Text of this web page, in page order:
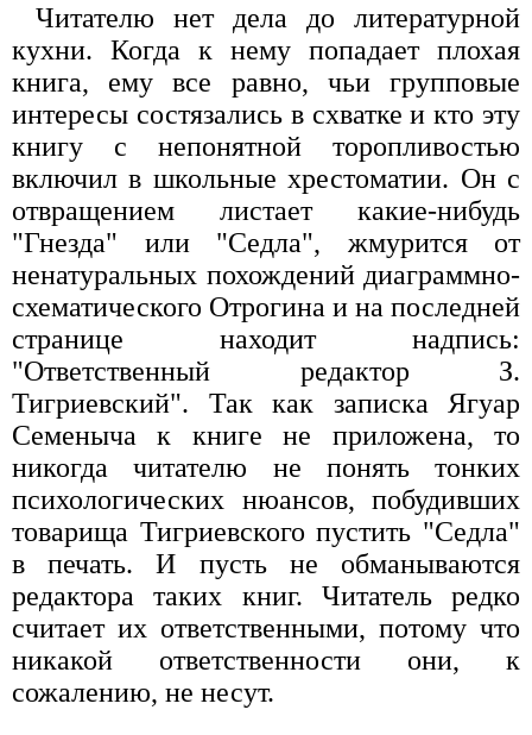
Читателю нет дела до литературной
кухни. Когда к нему попадает плохая
книга, ему все равно, чьи групповые
интересы состязались в схватке и кто эту
книгу с непонятной торопливостью
включил в школьные хрестоматии. Он с
отвращением листает какие-нибудь
"Гнезда" или "Седла", жмурится от
ненатуральных похождений диаграммно-
схематического Отрогина и на последней
странице находит надпись:
"Ответственный редактор З.
Тигриевский". Так как записка Ягуар
Семеныча к книге не приложена, то
никогда читателю не понять тонких
психологических нюансов, побудивших
товарища Тигриевского пустить "Седла"
в печать. И пусть не обманываются
редактора таких книг. Читатель редко
считает их ответственными, потому что
никакой ответственности они, к
сожалению, не несут.